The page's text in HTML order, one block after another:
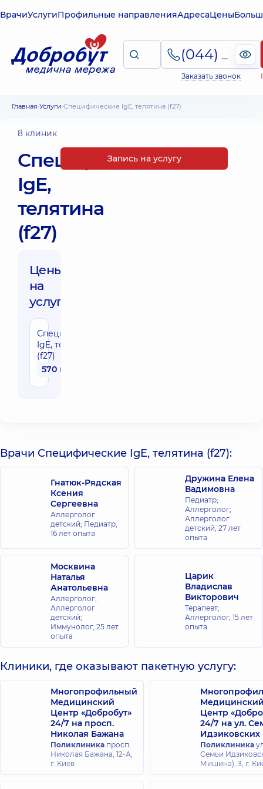
ВрачиУслугиПрофильные направленияАдресаЦены
(044) 495-2-888
Заказать звонок
Главная Услуги Специфические IgE, телятина (f27)
8 клиник
Специфические
IgE,
телятина
(f27)
Цены
на
услуги:
Специфические
IgE, телятина
(f27)
570 грн
Запись на услугу
Врачи Специфические IgE, телятина (f27):
Гнатюк-Рядская
Ксения
Сергеевна
Аллерголог
детский; Педиатр,
16 лет опыта
Дружина Елена
Вадимовна
Педиатр;
Аллерголог;
Аллерголог
детский, 27 лет
опыта
Москвина
Наталья
Анатольевна
Аллерголог;
Аллерголог
детский;
Иммунолог, 25 лет
опыта
Царик
Владислав
Викторович
Терапевт;
Аллерголог, 15 лет
опыта
Клиники, где оказывают пакетную услугу:
Многопрофильный
Медицинский
Центр «Добробут»
24/7 на просп.
Николая Бажана
Поликлиника просп.
Николая Бажана, 12-А,
г. Киев
Центр
24/7 на ул.
Идзиковских
Поликлиника
Семьи
Мишина), 3, г.